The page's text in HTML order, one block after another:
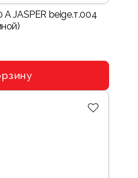
JASPER beige.т.004